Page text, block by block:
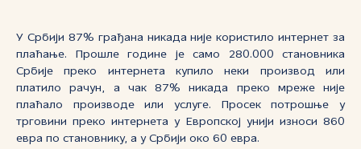
У Србији 87% грађана никада није користило интернет за
плаћање. Прошле године је само 280.000 становника
Србије преко интернета купило неки производ или
платило рачун, а чак 87% никада преко мреже није
плаћало производе или услуге. Просек потрошње у
трговини преко интернета у Европској унији износи 860
евра по становнику, а у Србији око 60 евра.